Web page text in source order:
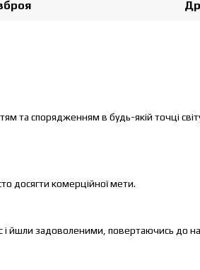
та спорядженням в будь-якій точці
досягти комерційної мети.
йшли задоволеними, повертаючись до